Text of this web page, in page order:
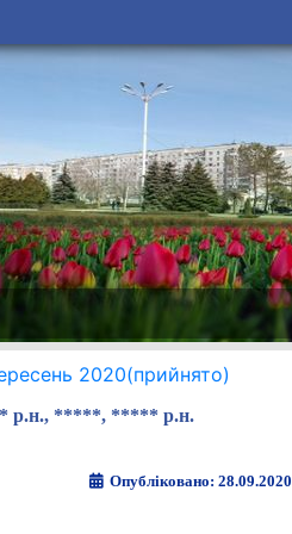
2020(прийнято)
р.н., *****, ***** р.н.
Опубліковано: 28.09.2020